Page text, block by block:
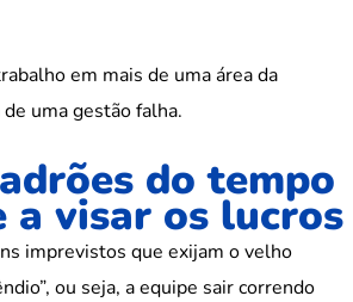
em mais de uma área da
uma gestão falha.
do tempo
a visar os lucros
imprevistos que exijam o velho
ou seja, a equipe sair correndo